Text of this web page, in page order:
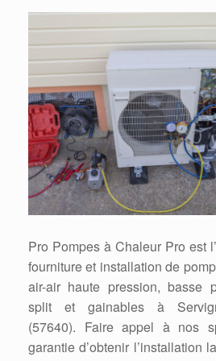
Pro Pompes à Chaleur Pro est
fourniture et installation de
air-air haute pression, basse
split et gainables à
(57640). Faire appel à nos
garantie d’obtenir l’installation